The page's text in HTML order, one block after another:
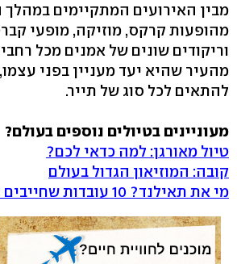
מבין האירועים המתקיימים
מהופעות קרקס, מוזיקה, מופעי
וריקודים שונים של אמנים מכל
מהעיר שהיא יעד מעניין בפני
להתאים לכל סוג של תייר.
מעוניינים בטיולים נוספים בעולם?
טיול מאורגן: למה כדאי לכם?
קובה: המוזיאון הגדול בעולם
מי את תאילנד? 10 עובדות שחייבים לדעת